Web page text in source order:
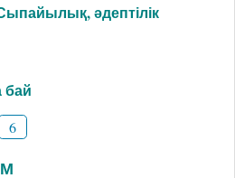
әдептілік
бай
6